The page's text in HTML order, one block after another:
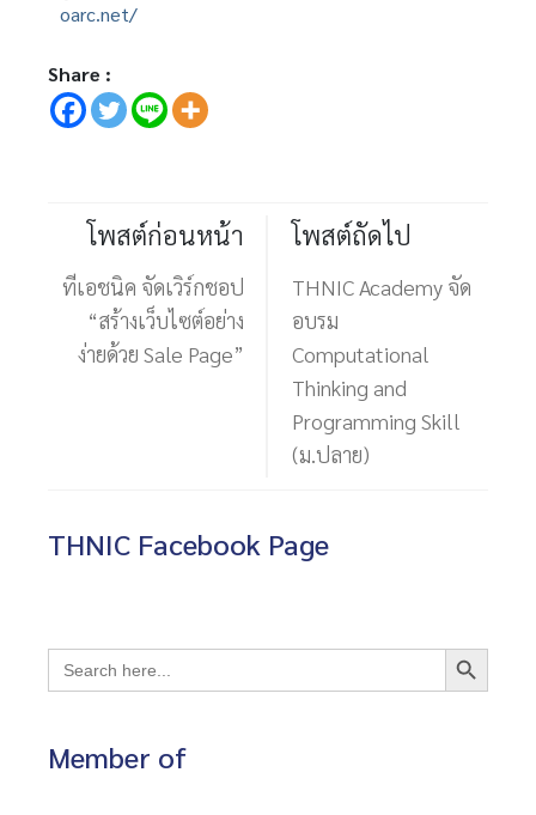
oarc.net/
Share :
โพสต์ก่อนหน้า
ทีเอชนิค จัดเวิร์กชอป
“สร้างเว็บไซต์อย่าง
ง่ายด้วย Sale Page”
โพสต์ถัดไป
THNIC Academy จัด
อบรม
Computational
Thinking and
Programming Skill
(ม.ปลาย)
THNIC Facebook Page
Search
for:
Search Button
Member of